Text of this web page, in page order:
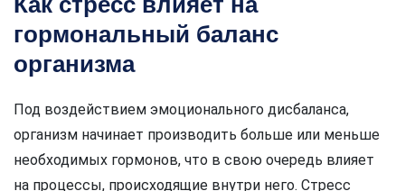
гормональный баланс
организма
Под воздействием эмоционального дисбаланса,
организм начинает производить больше или меньше
необходимых гормонов, что в свою очередь влияет
на процессы, происходящие внутри него. Стресс